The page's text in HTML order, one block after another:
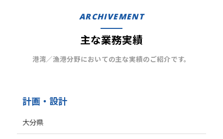
ARCHIVEMENT
主な業務実績
港湾／漁港分野においての主な実績のご紹介です。
計画・設計
大分県